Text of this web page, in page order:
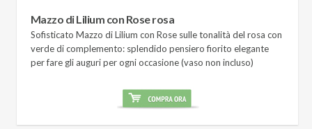
Mazzo di Lilium con Rose rosa
Sofisticato Mazzo di Lilium con Rose sulle tonalità del rosa con
verde di complemento: splendido pensiero fiorito elegante
per fare gli auguri per ogni occasione (vaso non incluso)